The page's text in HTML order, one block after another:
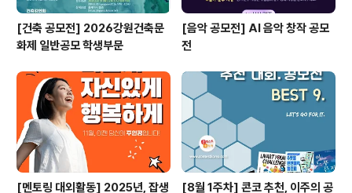
[건축 공모전] 2026강원건축문
화제 일반공모 학생부문
[음악 공모전] AI 음악 창작 공모
전
[멘토링 대외활동] 2025년, 잡생
[8월 1주차] 콘코 추천, 이주의 공